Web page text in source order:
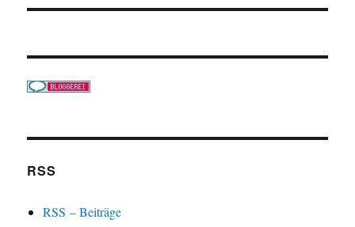
RSS
RSS – Beiträge